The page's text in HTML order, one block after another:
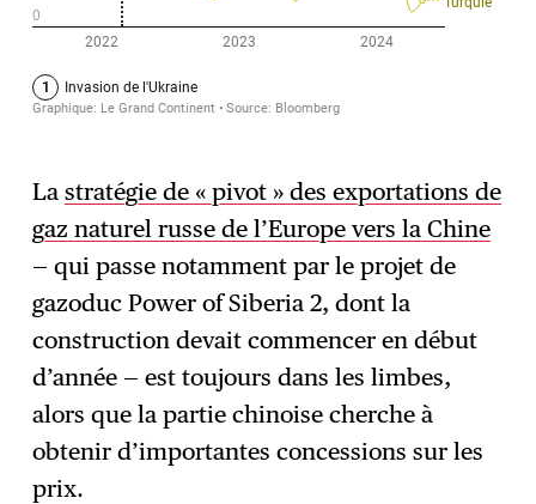
Lastratégie de « pivot » des exportations de
gaz naturel russe de l’Europe vers la Chine
— qui passe notamment par le projet de
gazoduc Power of Siberia 2, dont la
construction devait commencer en début
d’année — est toujours dans les limbes,
alors que la partie chinoise cherche à
obtenir d’importantes concessions sur les
prix.